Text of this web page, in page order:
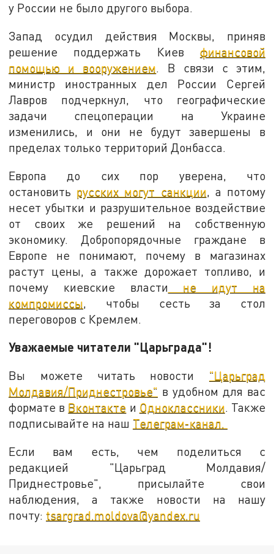
у России не было другого выбора.
Запад осудил действия Москвы, приняв
решение поддержать Киев финансовой
помощью и вооружением. В связи с этим,
министр иностранных дел России Сергей
Лавров подчеркнул, что географические
задачи спецоперации на Украине
изменились, и они не будут завершены в
пределах только территорий Донбасса.
Европа до сих пор уверена, что
остановить русских могут санкции , а потому
несет убытки и разрушительное воздействие
от своих же решений на собственную
экономику. Добропорядочные граждане в
Европе не понимают, почему в магазинах
растут цены, а также дорожает топливо, и
почему киевские власти не идут на
компромиссы , чтобы сесть за стол
переговоров с Кремлем.
Уважаемые читатели "Царьграда"!
Вы можете читать новости "Царьград
Молдавия/Приднестровье" в удобном для вас
формате в Вконтакте и Одноклассники. Также
подписывайте на наш Телеграм-канал.
Если вам есть, чем поделиться с
редакцией "Царьград Молдавия/
Приднестровье", присылайте свои
наблюдения, а также новости на нашу
почту: tsargrad.moldova@yandex.ru